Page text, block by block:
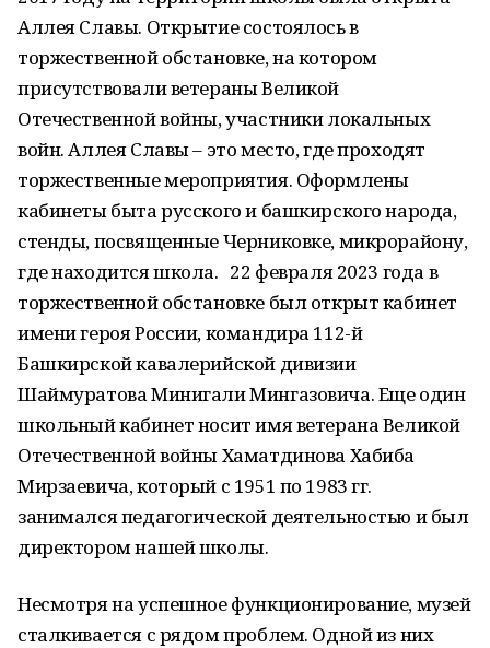
Аллея Славы. Открытие состоялось в
торжественной обстановке, на котором
присутствовали ветераны Великой
Отечественной войны, участники локальных
войн. Аллея Славы – это место, где проходят
торжественные мероприятия. Оформлены
кабинеты быта русского и башкирского народа,
стенды, посвященные Черниковке, микрорайону,
где находится школа. 22 февраля 2023 года в
торжественной обстановке был открыт кабинет
имени героя России, командира 112-й
Башкирской кавалерийской дивизии
Шаймуратова Минигали Мингазовича. Еще один
школьный кабинет носит имя ветерана Великой
Отечественной войны Хаматдинова Хабиба
Мирзаевича, который с 1951 по 1983 гг.
занимался педагогической деятельностью и был
директором нашей школы.
Несмотря на успешное функционирование, музей
сталкивается с рядом проблем. Одной из них